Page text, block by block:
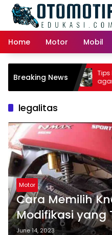
content
Home
Motor Mobil
Breaking News
Matic:
Pemilik
Tips
agar
legalitas
Motor
Cara Memilih
Modifikasi yang
June 14, 2023